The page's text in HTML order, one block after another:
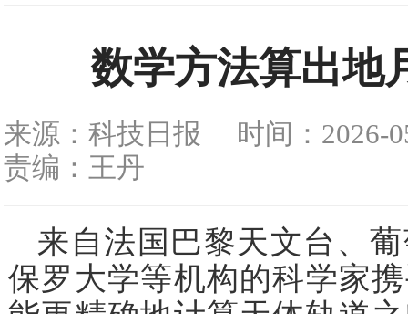
数学方法算出地
来源：科技日报
时间：2026-
责编：王丹
来自法国巴黎天文台、
保罗大学等机构的科学家